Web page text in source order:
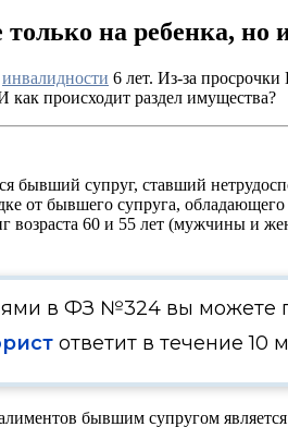
на ребенка, но
инвалидности 6 лет. Из-за
как происходит раздел имущества?
супруг, ставший
от бывшего супруга,
возраста 60 и 55 лет (мужчины и
в ФЗ №324 вы можете
ответит в течение 10
бывшим супругом